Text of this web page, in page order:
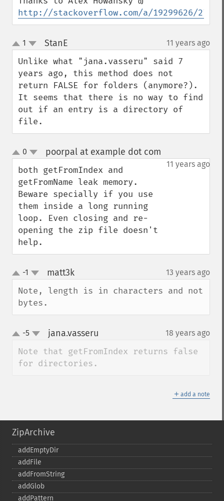
http://stackoverflow.com/a/19299626/
up
down
1 StanE 11 years ago
Unlike what "jana.vasseru" said 7
years ago, this method does not
return FALSE for folders (anymore?).
It seems that there is no way to find
out if an entry is a directory of
file.
up
down
0 poorpal at example dot com
11 years ago
both getFromIndex and
getFromName leak memory.
Beware specially if you use
them inside a long running
loop. Even closing and re-
opening the zip file doesn't
help.
up
down
-1 matt3k¶ 13 years ago
Note, length is in characters and not
bytes.
up-5 jana.vasseru 18 years ago
Note that getFromIndex returns false
for directories.
＋ add a note
ZipArchive
addEmptyDir
addFile
addFromString
addGlob
addPattern